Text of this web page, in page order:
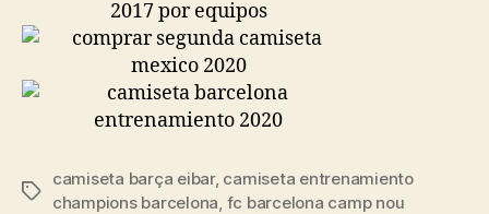
Etiquetas
camiseta barça eibar, camiseta entrenamiento
champions barcelona, fc barcelona camp nou